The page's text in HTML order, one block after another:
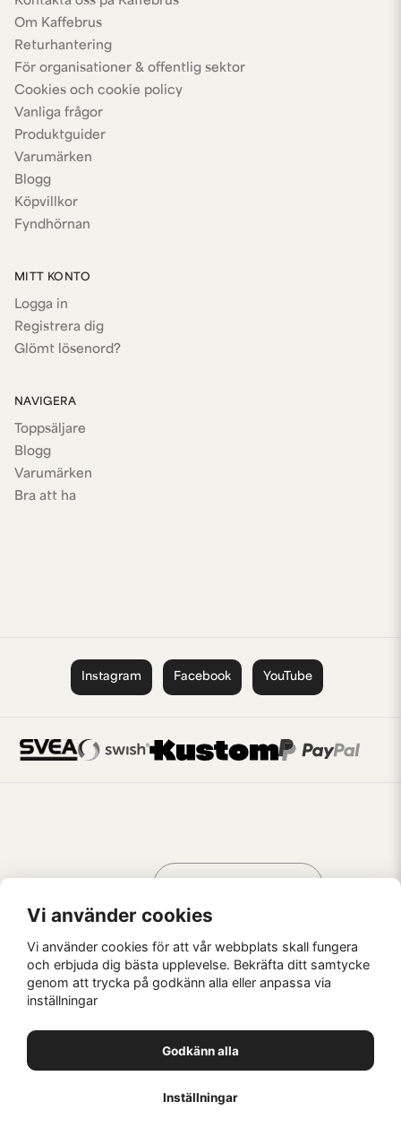
Om Kaffebrus
Returhantering
För organisationer & offentlig sektor
Cookies och cookie policy
Vanliga frågor
Produktguider
Varumärken
Blogg
Köpvillkor
Fyndhörnan
MITT KONTO
Logga in
Registrera dig
Glömt lösenord?
NAVIGERA
Toppsäljare
Blogg
Varumärken
Bra att ha
Instagram Facebook YouTube
Kaffebrus AB, Förskeppsgatan 2, 271 55 Ystad
AV KREATÖRER
Vi använder cookies
Vi använder cookies för att vår webbplats skall fungera
och erbjuda dig bästa upplevelse. Bekräfta ditt samtycke
genom att trycka på godkänn alla eller anpassa via
inställningar
Godkänn alla
Inställningar